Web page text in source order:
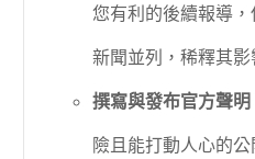
您有利的後續報導
新聞並列，稀釋其影
撰寫與發布官方聲明
險且能打動人心的